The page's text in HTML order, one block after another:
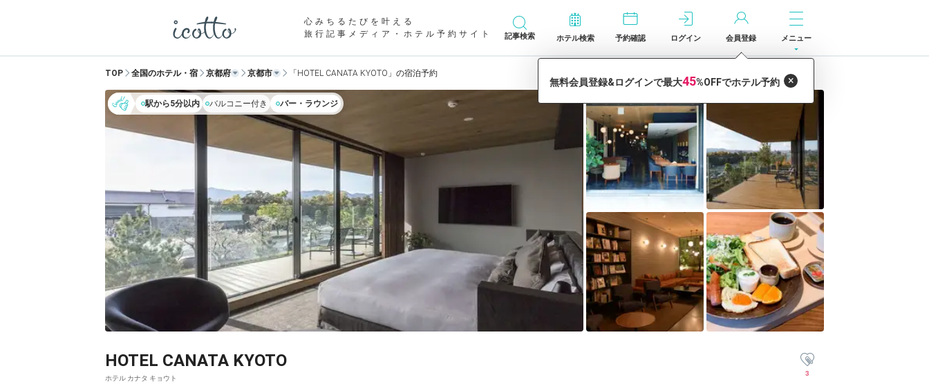
心みちるたびを叶える
旅行記事メディア・ホテル予約サイト
記事検索 ホテル検索 予約確認 ログイン 会員登録 メニュー
TOP 全国のホテル・宿 京都府 京都市 「HOTEL CANATA KYOTO」の宿泊予約
駅から5分以内 バルコニー付き バー・ラウンジ
HOTEL CANATA KYOTO
ホテル カナタ キョウト
3